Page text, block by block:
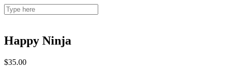
Happy Ninja
$35.00